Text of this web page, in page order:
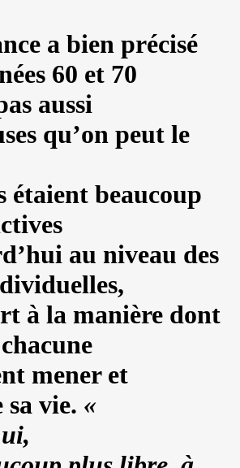
a bien précisé
60 et 70
aussi
qu’on peut le
étaient beaucoup
au niveau des
à la manière dont
mener et
sa vie. «
HALLYDAY, le 5 decembre 2021, au
du batteur de VINCE TAYLOR et
"Paradigmes" le 7 octobre 2021
"Dans la peau" les 5 et 6 octobre
concert avec public du
musique de LEONARD
WETTER : chronique detaillee.
COOPER CLARKE et HUGH
dans "LES SOULIERS
2019 au Silencio (Paris) :
detaillee.
et 20 decembre 2019 a La